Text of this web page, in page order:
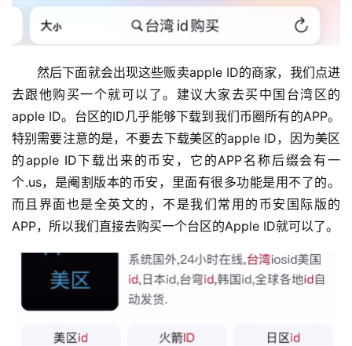
然后下面就会出现这些贩卖apple ID的商家，我们点进
去跟他购买一个就可以了。建议大家去买中国台湾区的
apple ID。台区的ID几乎能够下载到我们币圈所有的APP。
特别需要注意的是，不要去下载美区的apple ID，因为美区
的apple ID下载出来的币安，它的APP名称后缀会有一
个.us，是阉割版本的币安，里面有很多功能是用不了的。
而且界面也是全英文的，不是我们常用的币安国际版的
APP，所以我们直接去购买一个台区的Apple ID就可以了。